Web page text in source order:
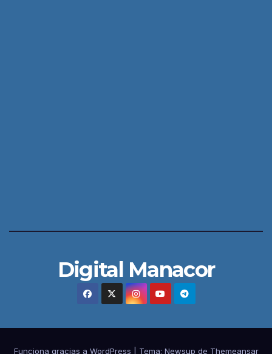
Digital Manacor
Funciona gracias a WordPress Tema: Newsup de Themeansar